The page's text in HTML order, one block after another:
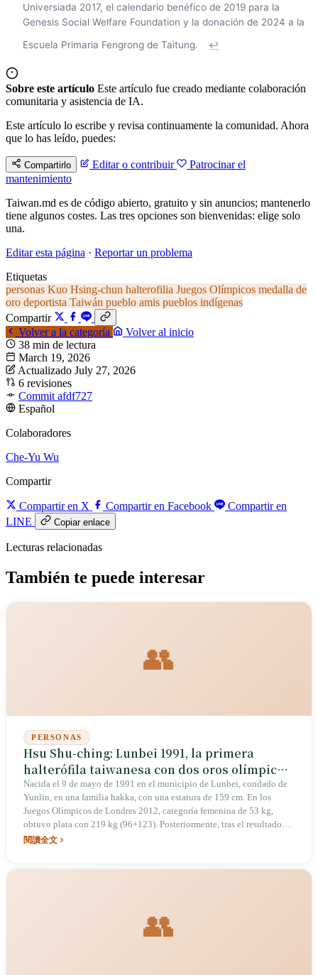
Universiada 2017, el calendario benéfico de 2019 para la
Genesis Social Welfare Foundation y la donación de 2024 a la
Escuela Primaria Fengrong de Taitung.
↩
Sobre este artículo Este artículo fue creado mediante colaboración
comunitaria y asistencia de IA.
Este artículo lo escribe y revisa continuamente la comunidad. Ahora
que lo has leído, puedes:
Compartirlo Editar o contribuir
Patrocinar el
mantenimiento
Taiwan.md es de código abierto, gratuito y sin anuncios; mantenerlo
tiene algunos costes. Las tres opciones son bienvenidas: elige solo
una.
Editar esta página · Reportar un problema
Etiquetas
personas Kuo Hsing-chun halterofilia Juegos Olímpicos medalla de
oro deportista Taiwán pueblo amis pueblos indígenas
Compartir
Volver a la categoría
Volver al inicio
38 min de lectura
March 19, 2026
Actualizado July 27, 2026
6 revisiones
Commit afdf727
Español
Colaboradores
Che-Yu Wu
Compartir
Compartir en X Compartir en Facebook
Compartir en
LINE
Copiar enlace
Lecturas relacionadas
También te puede interesar
👥
PERSONAS
Hsu Shu-ching: Lunbei 1991, la primera
halterófila taiwanesa con dos oros olímpicos
en la categoría de 53 kg
Nacida el 9 de mayo de 1991 en el municipio de Lunbei, condado de
Yunlin, en una familia hakka, con una estatura de 159 cm. En los
Juegos Olímpicos de Londres 2012, categoría femenina de 53 kg,
obtuvo plata con 219 kg (96+123). Posteriormente, tras el resultado
adverso en el control antidopaje de la medallista de oro Zhao
閱讀全文
👥